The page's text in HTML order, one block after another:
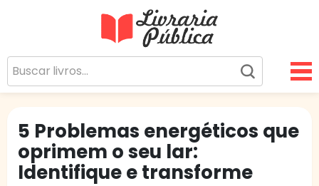
Sua Biblioteca Virtual Gratuita
5 Problemas energéticos que
oprimem o seu lar:
Identifique e transforme